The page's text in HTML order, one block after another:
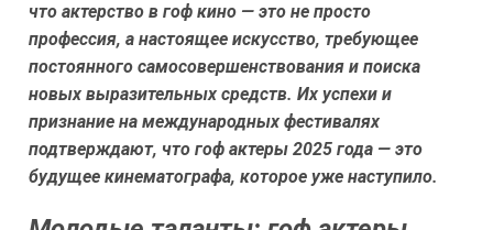
что актерство в гоф кино — это не просто
профессия, а настоящее искусство, требующее
постоянного самосовершенствования и поиска
новых выразительных средств. Их успехи и
признание на международных фестивалях
подтверждают, что гоф актеры 2025 года — это
будущее кинематографа, которое уже наступило.